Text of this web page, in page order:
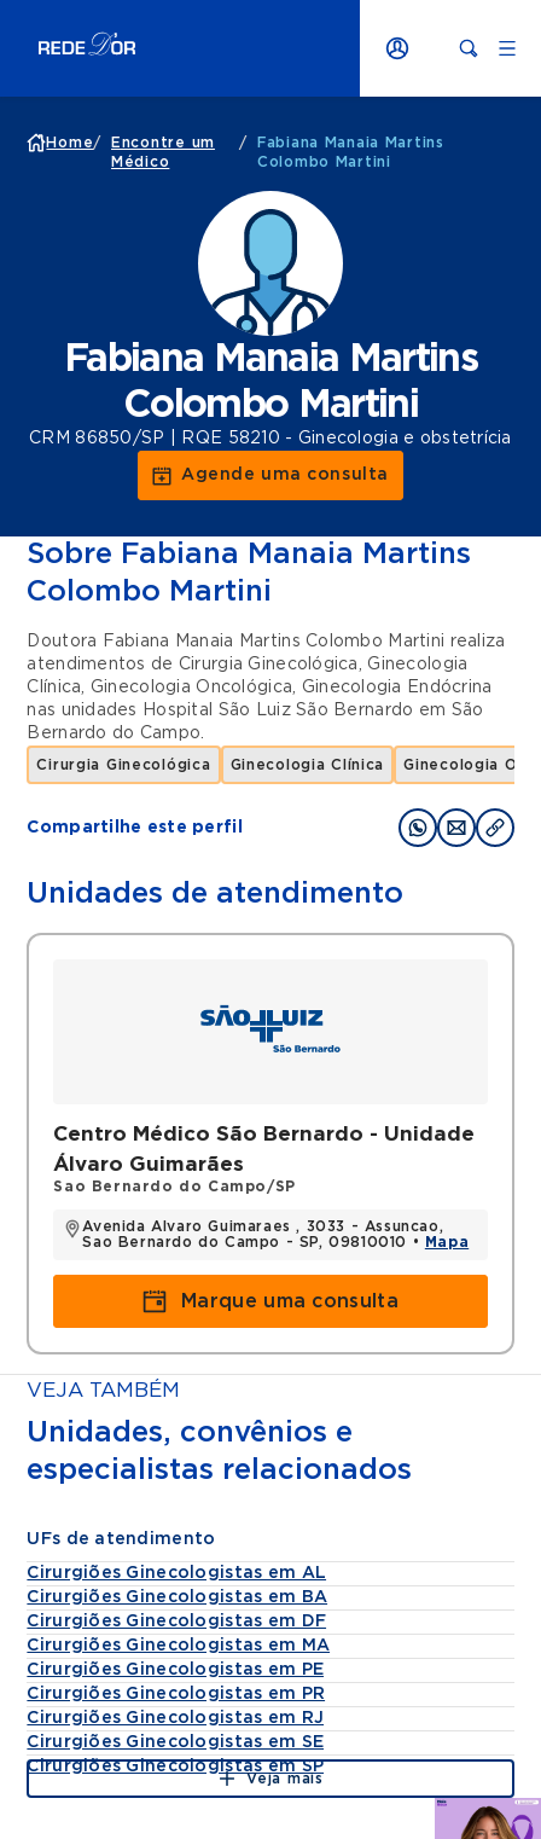
Home/
Encontre um
Médico
/
Fabiana Manaia Martins
Colombo Martini
Fabiana Manaia Martins
Colombo Martini
CRM 86850/SP | RQE 58210 - Ginecologia e obstetrícia
Agende uma consulta
Sobre Fabiana Manaia Martins
Colombo Martini
Doutora Fabiana Manaia Martins Colombo Martini realiza
atendimentos de Cirurgia Ginecológica, Ginecologia
Clínica, Ginecologia Oncológica, Ginecologia Endócrina
nas unidades
Hospital São Luiz São Bernardo em São
Bernardo do Campo.
Cirurgia Ginecológica Ginecologia Clínica Ginecologia
Compartilhe este perfil
Unidades de atendimento
Centro Médico São Bernardo - Unidade
Álvaro Guimarães
Sao Bernardo do Campo/SP
Avenida Alvaro Guimaraes , 3033 - Assuncao,
Sao Bernardo do Campo - SP, 09810010 •
Mapa
Marque uma consulta
VEJA TAMBÉM
Unidades, convênios e
especialistas relacionados
UFs de atendimento
Cirurgiões Ginecologistas em AL
Cirurgiões Ginecologistas em BA
Cirurgiões Ginecologistas em DF
Cirurgiões Ginecologistas em MA
Cirurgiões Ginecologistas em PE
Cirurgiões Ginecologistas em PR
Cirurgiões Ginecologistas em RJ
Cirurgiões Ginecologistas em SE
Cirurgiões Ginecologistas em SP
Veja mais
Agende